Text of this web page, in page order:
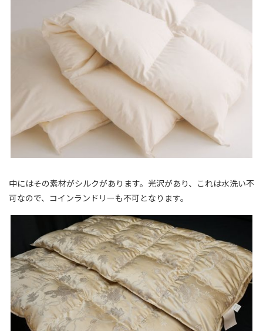
中にはその素材がシルクがあります。光沢があり、これは水洗い不
可なので、コインランドリーも不可となります。